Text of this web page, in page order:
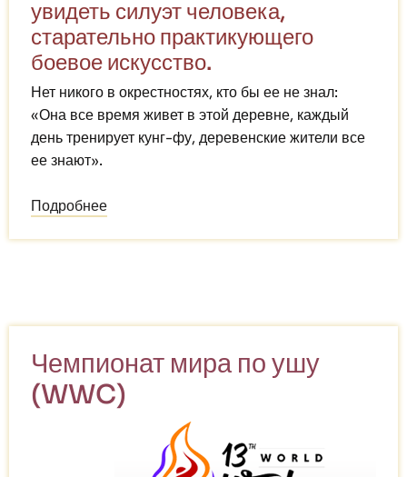
увидеть силуэт человека,
старательно практикующего
боевое искусство.
Нет никого в окрестностях, кто бы ее не знал:
«Она все время живет в этой деревне, каждый
день тренирует кунг-фу, деревенские жители все
ее знают».
Подробнее
ФУ
Чемпионат мира по ушу
(WWC)